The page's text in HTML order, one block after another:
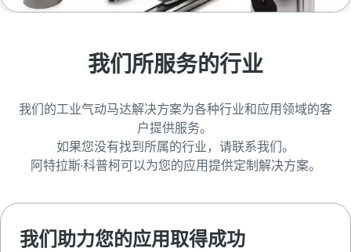
我们所服务的行业
我们的工业气动马达解决方案为各种行业和应用领域的客
户提供服务。
如果您没有找到所属的行业，请联系我们。
阿特拉斯·科普柯可以为您的应用提供定制解决方案。
我们助力您的应用取得成功